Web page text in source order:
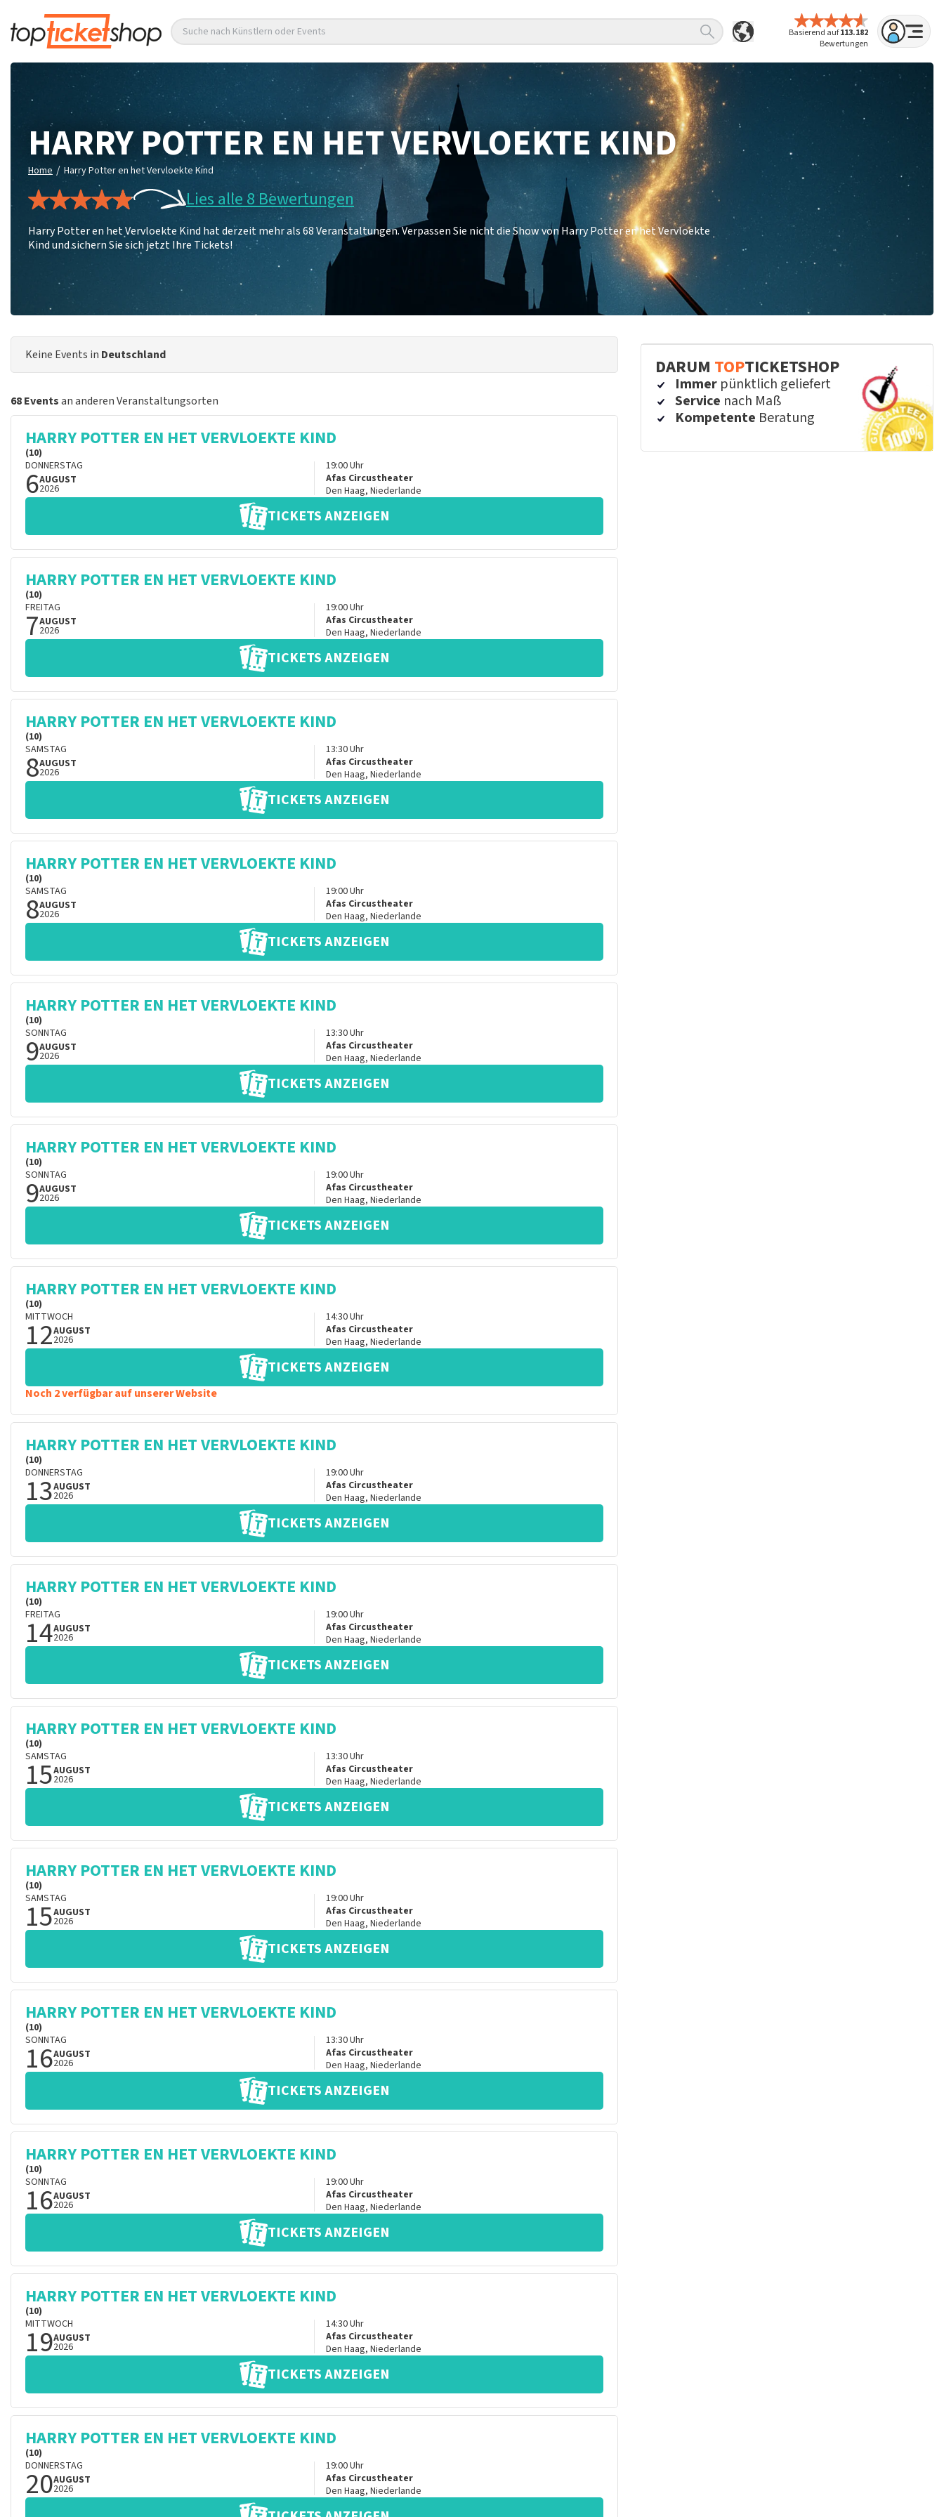
Basierend auf113.182
Bewertungen
Suche nach Künstlern oder Events
HARRY POTTER EN HET VERVLOEKTE KIND
Home / Harry Potter en het Vervloekte Kind
Lies alle 8 Bewertungen
Harry Potter en het Vervloekte Kind hat derzeit mehr als 68 Veranstaltungen. Verpassen Sie nicht die Show von Harry Potter en het Vervloekte
Kind und sichern Sie sich jetzt Ihre Tickets!
Keine Events in Deutschland
68 Eventsan anderen Veranstaltungsorten
HARRY POTTER EN HET VERVLOEKTE KIND
(10)
DONNERSTAG
6AUGUST
2026
19:00Uhr
Afas Circustheater
Den Haag, Niederlande
TICKETS ANZEIGEN
HARRY POTTER EN HET VERVLOEKTE KIND
(10)
FREITAG
7AUGUST
2026
19:00Uhr
Afas Circustheater
Den Haag, Niederlande
TICKETS ANZEIGEN
HARRY POTTER EN HET VERVLOEKTE KIND
(10)
SAMSTAG
8AUGUST
2026
13:30Uhr
Afas Circustheater
Den Haag, Niederlande
TICKETS ANZEIGEN
HARRY POTTER EN HET VERVLOEKTE KIND
(10)
SAMSTAG
8AUGUST
2026
19:00Uhr
Afas Circustheater
Den Haag, Niederlande
TICKETS ANZEIGEN
HARRY POTTER EN HET VERVLOEKTE KIND
(10)
SONNTAG
9AUGUST
2026
13:30Uhr
Afas Circustheater
Den Haag, Niederlande
TICKETS ANZEIGEN
HARRY POTTER EN HET VERVLOEKTE KIND
(10)
SONNTAG
9AUGUST
2026
19:00Uhr
Afas Circustheater
Den Haag, Niederlande
TICKETS ANZEIGEN
HARRY POTTER EN HET VERVLOEKTE KIND
(10)
MITTWOCH
12AUGUST
2026
14:30Uhr
Afas Circustheater
Den Haag, Niederlande
TICKETS ANZEIGEN
Noch 2 verfügbar auf unserer Website
HARRY POTTER EN HET VERVLOEKTE KIND
(10)
DONNERSTAG
13AUGUST
2026
19:00Uhr
Afas Circustheater
Den Haag, Niederlande
TICKETS ANZEIGEN
HARRY POTTER EN HET VERVLOEKTE KIND
(10)
FREITAG
14AUGUST
2026
19:00Uhr
Afas Circustheater
Den Haag, Niederlande
TICKETS ANZEIGEN
HARRY POTTER EN HET VERVLOEKTE KIND
(10)
SAMSTAG
15AUGUST
2026
13:30Uhr
Afas Circustheater
Den Haag, Niederlande
TICKETS ANZEIGEN
HARRY POTTER EN HET VERVLOEKTE KIND
(10)
SAMSTAG
15AUGUST
2026
19:00Uhr
Afas Circustheater
Den Haag, Niederlande
TICKETS ANZEIGEN
HARRY POTTER EN HET VERVLOEKTE KIND
(10)
SONNTAG
16AUGUST
2026
13:30Uhr
Afas Circustheater
Den Haag, Niederlande
TICKETS ANZEIGEN
HARRY POTTER EN HET VERVLOEKTE KIND
(10)
SONNTAG
16AUGUST
2026
19:00Uhr
Afas Circustheater
Den Haag, Niederlande
TICKETS ANZEIGEN
HARRY POTTER EN HET VERVLOEKTE KIND
(10)
MITTWOCH
19AUGUST
2026
14:30Uhr
Afas Circustheater
Den Haag, Niederlande
TICKETS ANZEIGEN
HARRY POTTER EN HET VERVLOEKTE KIND
(10)
DONNERSTAG
20AUGUST
2026
19:00Uhr
Afas Circustheater
Den Haag, Niederlande
DARUM TOPTICKETSHOP
Immer pünktlich geliefert
Service nach Maß
Kompetente Beratung